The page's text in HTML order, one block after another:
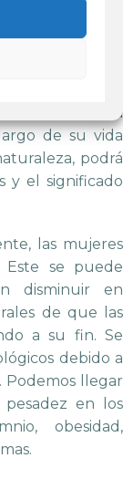
transformación
del ciclo
que afecta a
conciencia
de su vida
podrá
y el significado
las mujeres
Este se puede
disminuir en
de que las
a su fin. Se
debido a
llegar
pesadez en los
obesidad,